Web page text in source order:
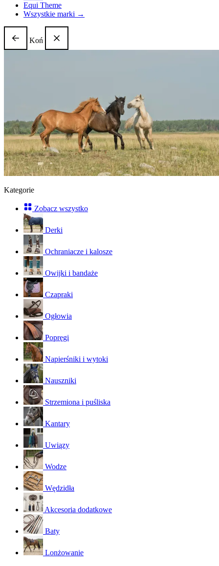
Equi Theme
Wszystkie marki →
Koń
Kategorie
Zobacz wszystko
Derki
Ochraniacze i kalosze
Owijki i bandaże
Czapraki
Ogłowia
Popręgi
Napierśniki i wytoki
Nauszniki
Strzemiona i puśliska
Kantary
Uwiązy
Wodze
Wędzidła
Akcesoria dodatkowe
Baty
Lonżowanie